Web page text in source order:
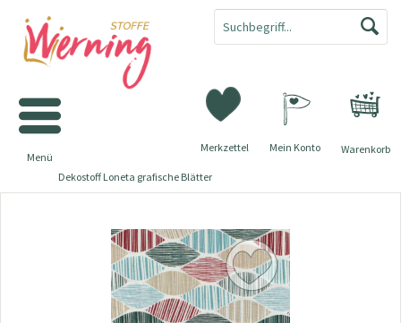
Warenkorb
Merkzettel Mein Konto
Menü
Dekostoff Loneta grafische Blätter